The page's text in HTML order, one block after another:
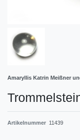
Amaryllis Katrin Meißner
Artikelnummer 11439